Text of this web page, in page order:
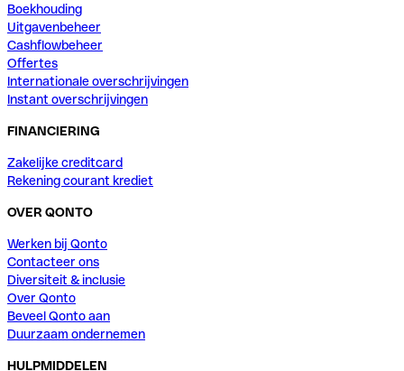
Boekhouding
Uitgavenbeheer
Cashflowbeheer
Offertes
Internationale overschrijvingen
Instant overschrijvingen
FINANCIERING
Zakelijke creditcard
Rekening courant krediet
OVER QONTO
Werken bij Qonto
Contacteer ons
Diversiteit & inclusie
Over Qonto
Beveel Qonto aan
Duurzaam ondernemen
HULPMIDDELEN